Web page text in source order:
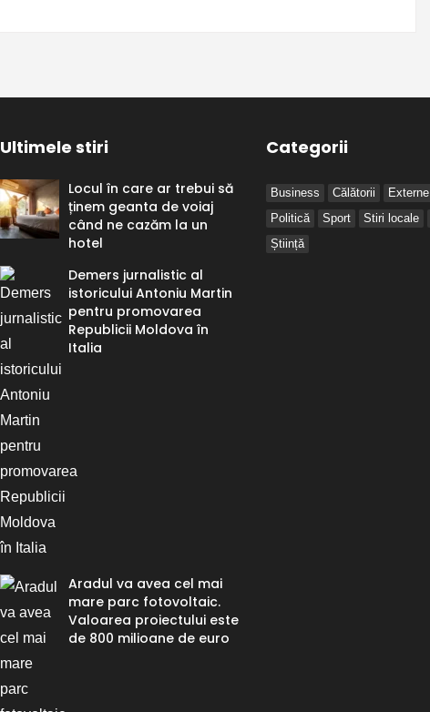
Ultimele stiri
Locul în care ar trebui să
ținem geanta de voiaj
când ne cazăm la un
hotel
Demers jurnalistic al
istoricului Antoniu Martin
pentru promovarea
Republicii Moldova în
Italia
Aradul va avea cel mai
mare parc fotovoltaic.
Valoarea proiectului este
de 800 milioane de euro
Categorii
Business Călătorii Externe
Politică
Sport Stiri locale
Știință